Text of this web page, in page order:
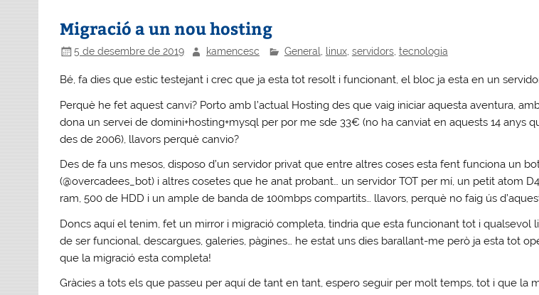
Migració a un nou hosting
5 de desembre de 2019 kamencesc General linux, servidors, tecnologia
Bé, fa dies que estic testejant i crec que ja esta tot resolt i funcionant, el bloc ja esta en un
Perquè he fet aquest canvi? Porto amb l’actual Hosting des que vaig iniciar aquesta aventura,
dona un servei de domini+hosting+mysql per por me sde 33€ (no ha canviat en aquests 14 anys
des de 2006), llavors perquè canvio?
Des de fa uns mesos, disposo d’un servidor privat que entre altres coses esta fent funciona un
(@overcadees_bot) i altres cosetes que he anat probant… un servidor TOT per mí, un petit atom
ram, 500 de HDD i un ample de banda de 100mbps compartits… llavors, perquè no faig ús
Doncs aquí el tenim, fet un mirror i migració completa, tindria que esta funcionant tot i qualsevol
de ser funcional, descargues, galeries, pàgines… he estat uns dies barallant-me però ja esta tot
que la migració esta completa!
Gràcies a tots els que passeu per aquí de tant en tant, espero seguir per molt temps, tot i que la